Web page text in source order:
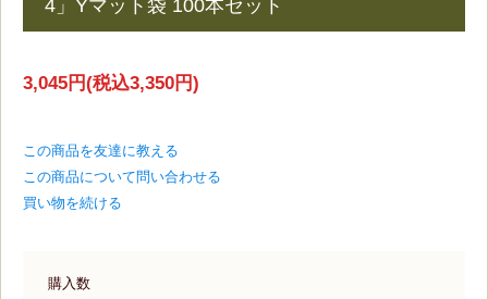
4」Yマット袋 100本セット
3,045円(税込3,350円)
この商品を友達に教える
この商品について問い合わせる
買い物を続ける
購入数